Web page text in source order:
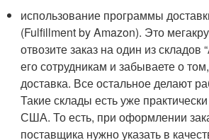
использование программы
(Fulfillment by Amazon). Это
отвозите заказ на один из складов
его сотрудникам и забываете о
доставка. Все остальное делают
Такие склады есть уже
США. То есть, при оформлении
поставщика нужно указать в